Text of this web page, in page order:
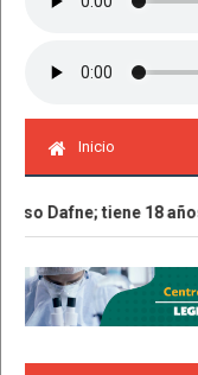
Inicio
tiene 18 años